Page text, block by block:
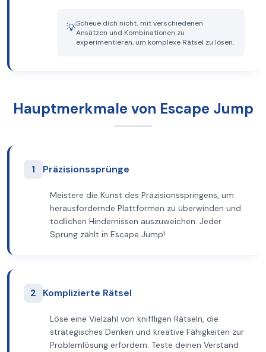
💡Scheue dich nicht, mit verschiedenen
Ansätzen und Kombinationen zu
experimentieren, um komplexe Rätsel zu lösen.
Hauptmerkmale von Escape Jump
1 Präzisionssprünge
Meistere die Kunst des Präzisionsspringens, um
herausfordernde Plattformen zu überwinden und
tödlichen Hindernissen auszuweichen. Jeder
Sprung zählt in Escape Jump!
2 Komplizierte Rätsel
Löse eine Vielzahl von kniffligen Rätseln, die
strategisches Denken und kreative Fähigkeiten zur
Problemlösung erfordern. Teste deinen Verstand